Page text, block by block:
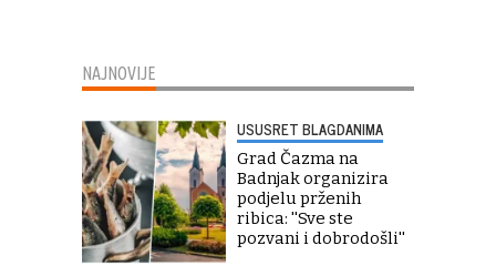
NAJNOVIJE
USUSRET BLAGDANIMA
Grad Čazma na
Badnjak organizira
podjelu prženih
ribica: ''Sve ste
pozvani i dobrodošli''